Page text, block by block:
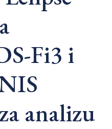
Fi3 i
analizu